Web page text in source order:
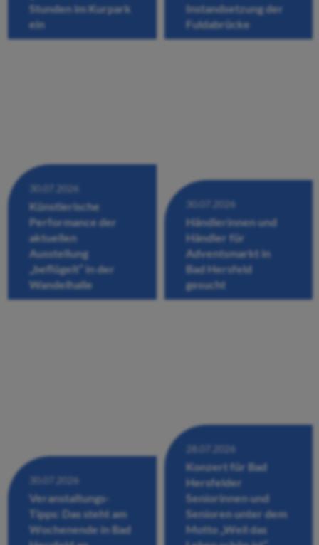
Stunden im Kurpark
ein
Instandsetzung der
Fuldabrücke
30.07.2026
Künstlerische
Performance der
aktuellen
Ausstellung
„beflügelt“ in der
Wandelhalle
30.07.2026
Händlerinnen und
Händler für
Adventsmarkt in
Bad Hersfeld
gesucht
30.07.2026
Veranstaltungs-
Tipps: Das steht am
Wochenende in Bad
28.07.2026
Konzert für Bad
Hersfelder
Seniorinnen und
Senioren unter dem
Motto „Weil das